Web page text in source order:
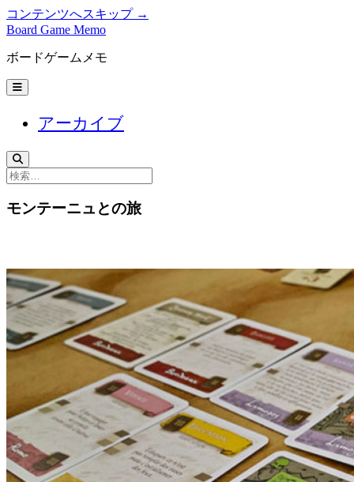
コンテンツへスキップ →
Board Game Memo
ボードゲームメモ
メ
開
く
アーカイブ
検
モンテーニュとの旅